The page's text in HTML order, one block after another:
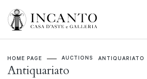
HOME PAGE AUCTIONS ANTIQUARIATO
Antiquariato